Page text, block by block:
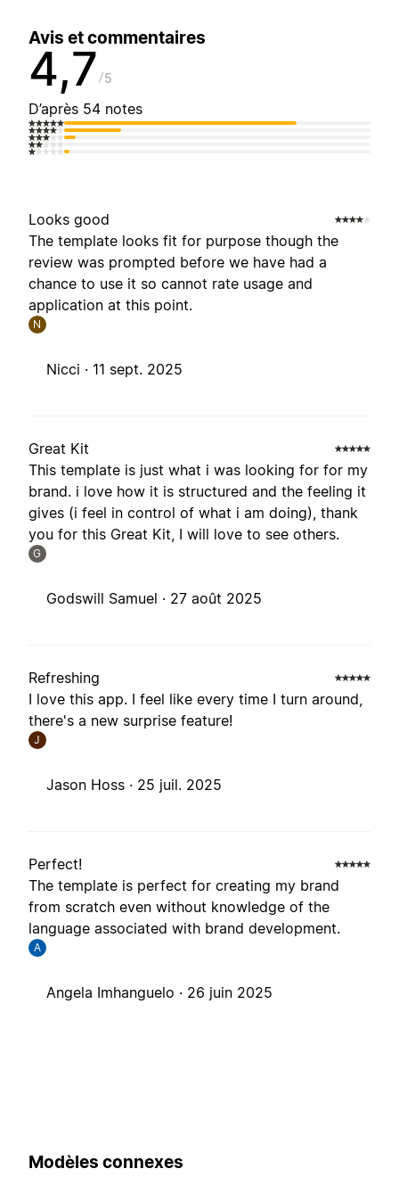
Avis et commentaires
4,7 5
D’après 54 notes
Looks good
The template looks fit for purpose though the
review was prompted before we have had a
chance to use it so cannot rate usage and
application at this point.
N
Nicci · 11 sept. 2025
Great Kit
This template is just what i was looking for for my
brand. i love how it is structured and the feeling it
gives (i feel in control of what i am doing), thank
you for this Great Kit, I will love to see others.
G
Godswill Samuel · 27 août 2025
Refreshing
I love this app. I feel like every time I turn around,
there's a new surprise feature!
J
Jason Hoss · 25 juil. 2025
Perfect!
The template is perfect for creating my brand
from scratch even without knowledge of the
language associated with brand development.
A
Angela Imhanguelo · 26 juin 2025
Modèles connexes